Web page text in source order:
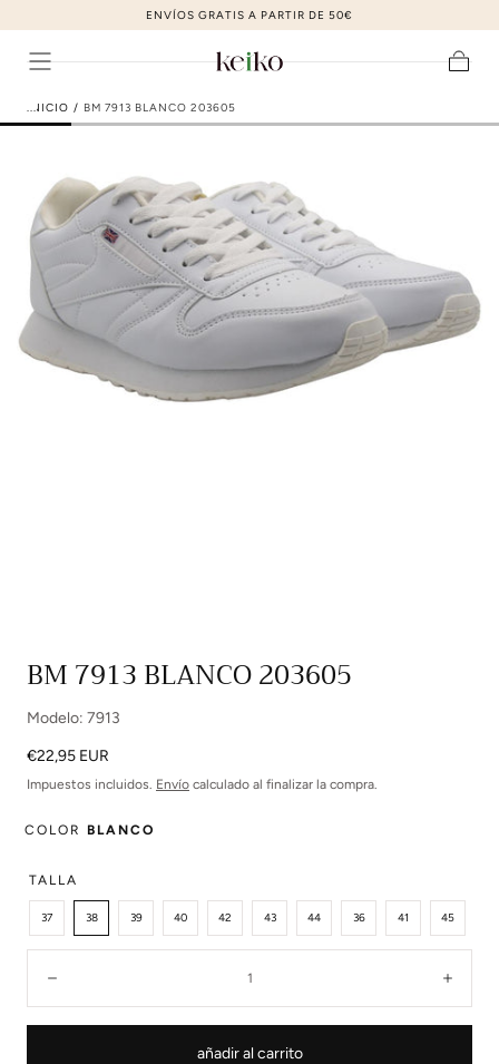
ir al contenido
ZAPATOS DE MODA AL MEJOR PRECIO
multimedia
en
modal
INICIO / BM 7913 BLANCO 203605
BM 7913 BLANCO 203605
Modelo: 7913
Precio
regular
€22,95 EUR
Impuestos incluidos. Envío calculado al finalizar la compra.
COLOR BLANCO
TALLA
37 38 39 40 42 43 44 36 41 45
añadir al carrito